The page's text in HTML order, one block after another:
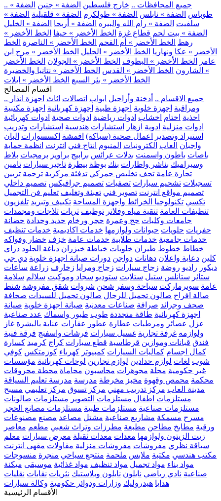
.. جميع المحافظات .. خارج فلسطين الضفة » جنين الضفة »
طوباس الضفة » نابلس الضفة » طولكرم الضفة » قلقيلية الضفة »
سلفيت الضفة » رام الله والبيره الضفة » أريحا الضفة » الخليل
الضفة » بيت لحم قطاع غزة الخط الأخضر » حيفا الخط الأخضر »
رهط الخط الأخضر » أم الفحم الخط الأخضر » الناصرة الخط
الأخضر » عكا ونهاريا الخط الأخضر » الجليل الخط الأخضر » مرج ابن
عامر
الخط الأخضر » البطوف الخط الأخضر » الجولان الخط الأخضر
» الشارون الخط الأخضر » القدس الخط الأخضر » نتانيا والخضيرة
الخط الأخضر » بئر السبع الخط الأخضر » ايلات
اقسام المصالح
.. جميع الاقسام .. أدخنة وأراجيل ابواب اتصالات اثاث اجهزة انذار
ومراقبة اجهزة خلوية اجهزة طبية اجهزة كهربائية اجهزة مكتبية
احذية اختام اخشاب ادوات رياضية ادوات صحية ادوات كهربائية
ادوات منزلية ادوية ازهار استشارات هندسية استشارات وتدريب
استيراد وتصدير
اعمال صحية (سباكة) اقمشة اكسسوارات البان
واجبان العاب الكترونيات المنيوم انتاج فني انترنت انظمة حماية
باصات باطون واسمنت بدلات عرائس برابيج براويز برمجيات بلاط
وسيراميك بناشر واطارات بنك بوظة بيطرة تاجير سيارات تامين
تجارة عامة تحف تخليص جمركي تدفئة مركزية ترجمة تزيين
تسجيلات تشحيم سيارات تصفيات تصميم جرافيكس تصميم داخلي
تصميم مواقع انترنت تصوير فني تعبئة وتغليف تعليم فن التجميل
تكسي تكنولوجيا الخرائط واجهزة المساحة تكييف وتبريد تلفزيون
تنظيفات العامة تنقية مياه وفلاتر توظيف ثريات ثلاجات ومجمدات
جامعات وكليات حج وعمرة حجر ورخام حديد وحدادة حضانة
حفريات حلويات حيوانات ولوازمها خدمات اكاديمية خدمات تنظيف
خدمات جامعية خدمات طلابية خدمات عامة خزف خضار وفواكه
خطاط خطوط طيران خلويات خياطة خيزران دباغة الجلود دراي
كلين دعاية واعلان دهانات دواجن دورات صيانة اجهزة خلوية دي جي
ديكور راديو روضة زجاج سيارات زجاج ومرايا زخارف زراعة ساعات
ستائر ستانلس ستيل ستلايت ستوديو سجاد وموكيت سلالم سلامة
عامة سوبرماركت سياحة وسفر شحن شروات شقق مفروشة شنط
صالة افراح صالون تجميل للرجال صالون تجميل للسيدات صحافة
صحف وجرائد صرافة صناعات معدنية صيانة اجهزة خلوية صيانة
اجهزة كهربائية طاقة متجددة طوب طيور واسماك عدد صناعية
عزل عصائر ومرطبات عطارة عطور عقارات عناية بالبشرة غاز
ولوازمه غرفة تجارية غسيل سيارات فرشات واسفنج فرقة فنية
فندق قبانات وموازين قرطاسية قطع سيارات كراج كرميد كسارة
كمال اجسام كماليات السيارات كمبيوتر كهرباء كوزمتكس كوفي
شوب لغات لوازم حدادين لوازم نجارين لوحات كهربائية مؤسسات
غير حكومية مجلة مجوهرات محاسبون محاماة محطة محروقات
محكمة محمص وقهوة مخبز مخرطة مدرسة مدرسة تعليم السياقة
مدينة العاب مركز تدريب مهني مركز تسوق مركز تعليمي مسبح
مستلزمات اطفال مستلزمات التصوير مستلزمات صالونات
مستلزمات صناعية مستلزمات طبية مستلزمات مصانع الحجر
مسرح مسمكة مشاريع صناعية مشتل مصاعد مصنع مصنوعات
ورقية مطابخ مطاحن مطبعة مطرزات وتراث شعبي مطعم معاصر
زيت الزيتون ولوازمها معدات معدات ثقيلة معرض سيارات معلم
سياقة نظري مفروشات مفروشات منزلية مقاولات مقهى انترنت
مكتب هندسي مكتبة ملابس ملحمة منتجع سياحي منجرة منسوجات
مواد بناء مواد تجميل مواد تنظيف مواد غذائية موسيقى ميكنة
صناعية نادي رياضي نايلون نايلون وبلاستيك نثريات نقابات نقليات
هدايا هيدروليك وزارات ودوائر حكومية وكالة سيارات
الأقسام الرئيسية